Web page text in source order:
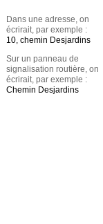
Dans une adresse, on
écrirait, par exemple :
10, chemin Desjardins
Sur un panneau de
signalisation routière, on
écrirait, par exemple :
Chemin Desjardins